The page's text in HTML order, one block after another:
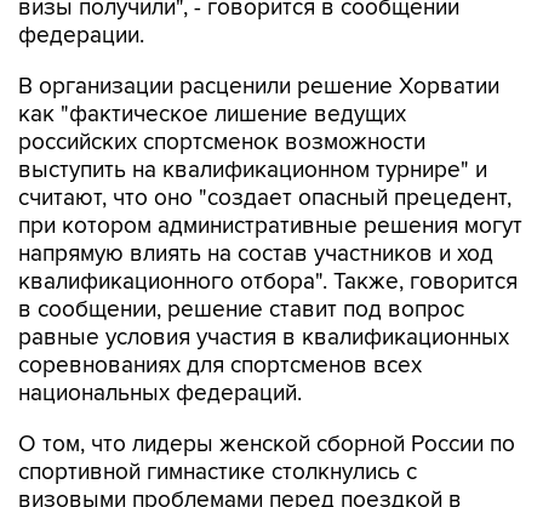
В организации расценили решение Хорватии
российских спортсменок возможности
выступить на квалификационном турнире" и
считают, что оно "создает опасный прецедент,
при котором административные решения могут
напрямую влиять на состав участников и ход
квалификационного отбора". Также, говорится
в сообщении, решение ставит под вопрос
равные условия участия в квалификационных
соревнованиях для спортсменов всех
национальных федераций.
О том, что лидеры женской сборной России по
визовыми проблемами перед поездкой в
Хорватию, сообщалось ранее.